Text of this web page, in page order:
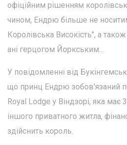
офіційним рішенням
чином, Ендрю більше не
Королівська Високість", а
ані герцогом Йоркським...
У повідомленні від
що принц Ендрю зобов'язаний
Royal Lodge у Віндзорі, яка має
іншого приватного житла,
здійснить король.